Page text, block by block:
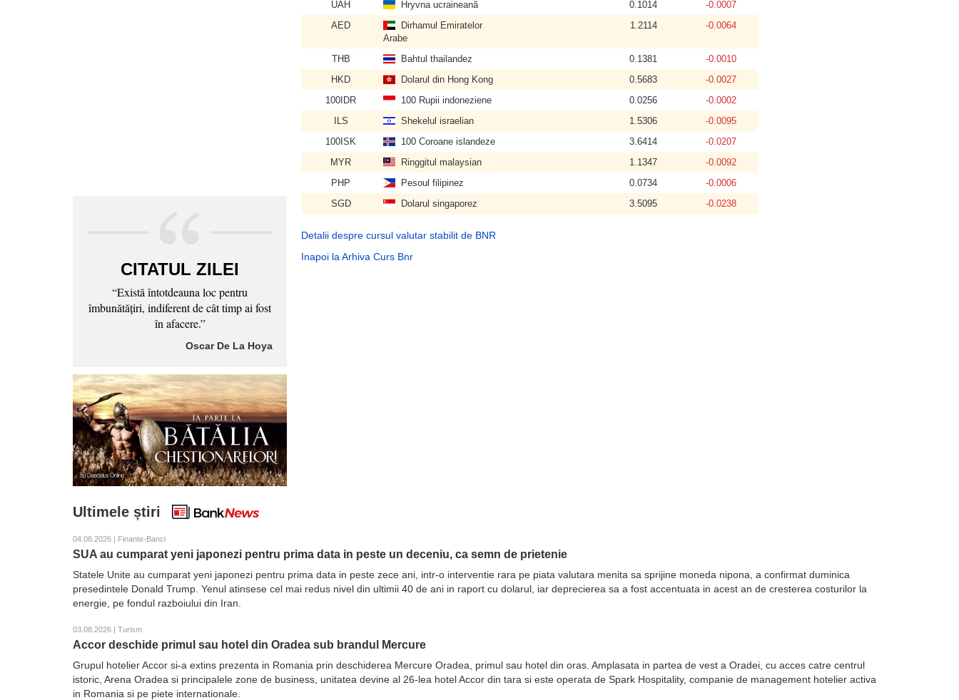
CITATUL ZILEI
“Există întotdeauna loc pentru
îmbunătăţiri, indiferent de cât timp ai fost
în afacere.”
Oscar De La Hoya
UAH
Hryvna ucraineană 0.1014
-0.0007
AED
Dirhamul Emiratelor
Arabe
1.2114 -0.0064
THB Bahtul thailandez 0.1381
-0.0010
HKD
Dolarul din Hong Kong 0.5683
-0.0027
100IDR
100 Rupii indoneziene 0.0256
-0.0002
ILS
Shekelul israelian 1.5306
-0.0095
100ISK
100 Coroane islandeze 3.6414
-0.0207
MYR
Ringgitul malaysian 1.1347
-0.0092
PHP
Pesoul filipinez 0.0734
-0.0006
SGD
Dolarul singaporez 3.5095 -0.0238
Detalii despre cursul valutar stabilit de BNR
Inapoi la Arhiva Curs Bnr
Ultimele știri
04.08.2026 | Finante-Banci
SUA au cumparat yeni japonezi pentru prima data in peste un deceniu, ca semn de prietenie
Statele Unite au cumparat yeni japonezi pentru prima data in peste zece ani, intr-o interventie rara pe piata valutara menita sa sprijine moneda nipona, a confirmat duminica
presedintele Donald Trump. Yenul atinsese cel mai redus nivel din ultimii 40 de ani in raport cu dolarul, iar deprecierea sa a fost accentuata in acest an de cresterea costurilor la
energie, pe fondul razboiului din Iran.
03.08.2026 | Turism
Accor deschide primul sau hotel din Oradea sub brandul Mercure
Grupul hotelier Accor si-a extins prezenta in Romania prin deschiderea Mercure Oradea, primul sau hotel din oras. Amplasata in partea de vest a Oradei, cu acces catre centrul
istoric, Arena Oradea si principalele zone de business, unitatea devine al 26-lea hotel Accor din tara si este operata de Spark Hospitality, companie de management hotelier activa
in Romania si pe piete internationale.